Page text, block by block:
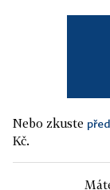
Nebo zkuste
Kč.